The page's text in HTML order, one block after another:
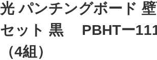
光 パンチングボード
セット 黒 PBHTー
（4組）